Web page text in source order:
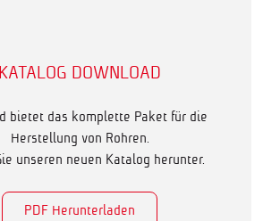
KATALOG DOWNLOAD
bietet das komplette Paket für die
Herstellung von Rohren.
unseren neuen Katalog herunter.
PDF Herunterladen